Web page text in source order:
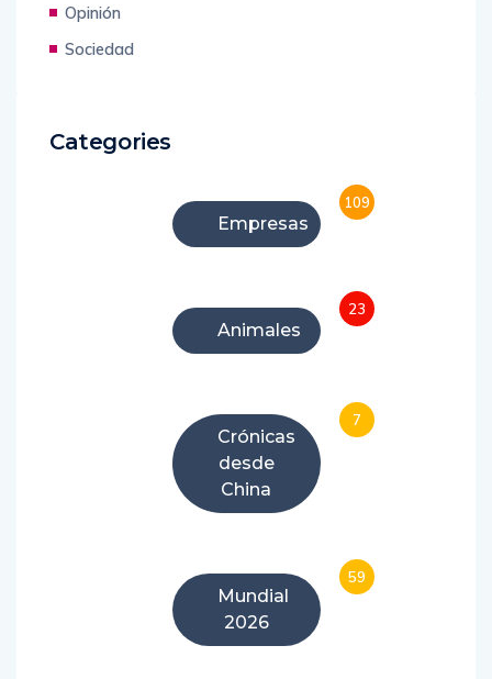
Opinión
Sociedad
Categories
Empresas
109
Animales
23
Crónicas
desde
China
7
Mundial
2026
59